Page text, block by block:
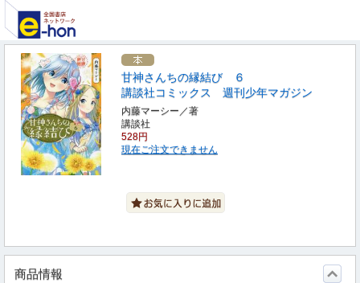
甘神さんちの縁結び ６
講談社コミックス 週刊少年マガジン
内藤マーシー／著
講談社
528円
現在ご注文できません
商品情報